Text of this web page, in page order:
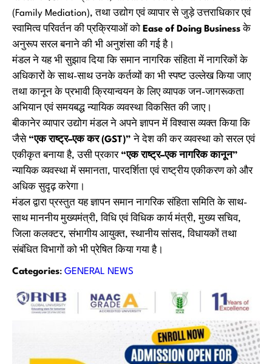
(Family Mediation), तथा उद्योग एवं व्यापार से जुड़े उत्तराधिकार एवं
स्वामित्व परिवर्तन की प्रक्रियाओं को Ease of Doing Businessके
अनुरूप सरल बनाने की भी अनुशंसा की गई है।
मंडल ने यह भी सुझाव दिया कि समान नागरिक संहिता में नागरिकों के
अधिकारों के साथ-साथ उनके कर्तव्यों का भी स्पष्ट उल्लेख किया जाए
तथा कानून के प्रभावी क्रियान्वयन के लिए व्यापक जन-जागरूकता
अभियान एवं समयबद्ध न्यायिक व्यवस्था विकसित की जाए।
बीकानेर व्यापार उद्योग मंडल ने अपने ज्ञापन में विश्वास व्यक्त किया कि
जैसे “एक राष्ट्र–एक कर (GST)” ने देश की कर व्यवस्था को सरल एवं
एकीकृत बनाया है, उसी प्रकार “एक राष्ट्र–एक नागरिक कानून”
न्यायिक व्यवस्था में समानता, पारदर्शिता एवं राष्ट्रीय एकीकरण को और
अधिक सुदृढ़ करेगा।
मंडल द्वारा प्रस्तुत यह ज्ञापन समान नागरिक संहिता समिति के साथ-
साथ माननीय मुख्यमंत्री, विधि एवं विधिक कार्य मंत्री, मुख्य सचिव,
जिला कलक्टर, संभागीय आयुक्त, स्थानीय सांसद, विधायकों तथा
संबंधित विभागों को भी प्रेषित किया गया है।
Categories: GENERAL NEWS